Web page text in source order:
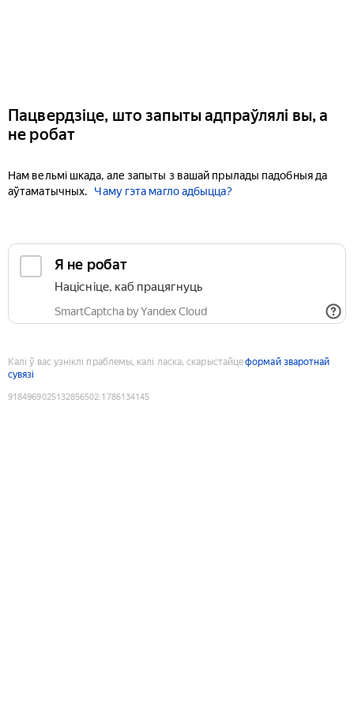
Пацвердзіце, што запыты адпраўлялі вы, а
не робат
Нам вельмі шкада, але запыты з вашай прылады падобныя да
аўтаматычных.
Чаму гэта магло адбыцца?
Я не робат
Націсніце, каб працягнуць
SmartCaptcha by Yandex Cloud
Калі ў вас узніклі праблемы, калі ласка, скарыстайцеформай зваротнай
сувязі
9184969025132856502:1786134145